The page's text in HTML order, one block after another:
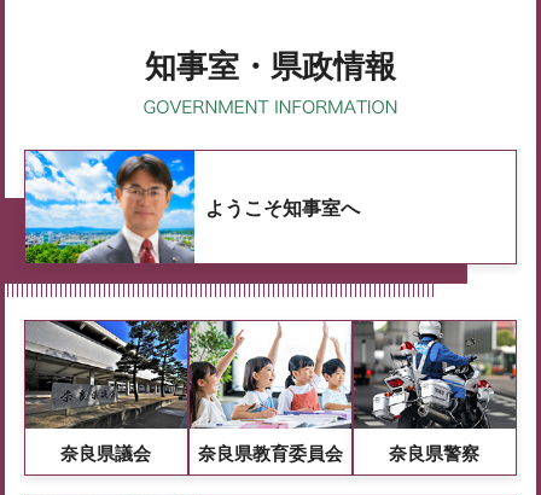
知事室・県政情報
ようこそ知事室へ
奈良県議会 奈良県教育委員会 奈良県警察